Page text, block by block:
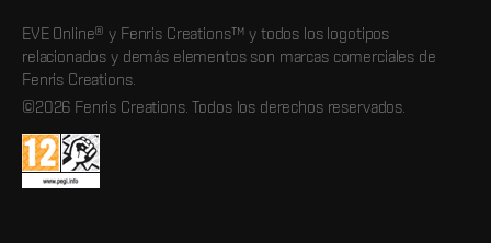
EVE Online® y Fenris Creations™ y todos los logotipos
relacionados y demás elementos son marcas comerciales de
Fenris Creations.
©2026 Fenris Creations. Todos los derechos reservados.